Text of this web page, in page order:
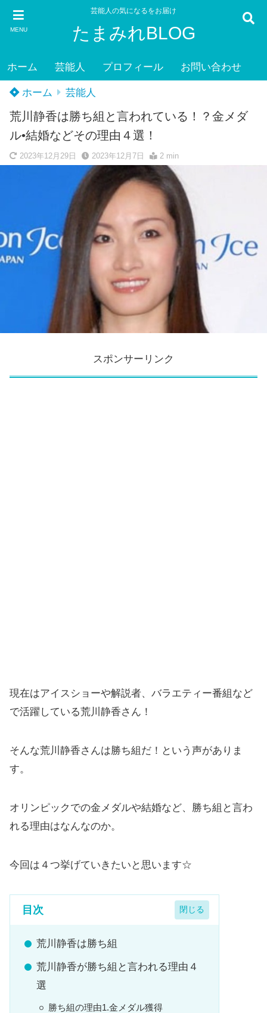
MENU
芸能人の気になるをお届け
たまみれBLOG
ホーム 芸能人 プロフィール お問い合わせ
ホーム 芸能人
荒川静香は勝ち組と言われている！？金メダ
ル•結婚などその理由４選！
2023年12月29日 2023年12月7日 2 min
スポンサーリンク
現在はアイスショーや解説者、バラエティー番組など
で活躍している荒川静香さん！
そんな荒川静香さんは勝ち組だ！という声がありま
す。
オリンピックでの金メダルや結婚など、勝ち組と言わ
れる理由はなんなのか。
今回は４つ挙げていきたいと思います☆
目次
荒川静香は勝ち組
荒川静香が勝ち組と言われる理由４
選
勝ち組の理由1.金メダル獲得